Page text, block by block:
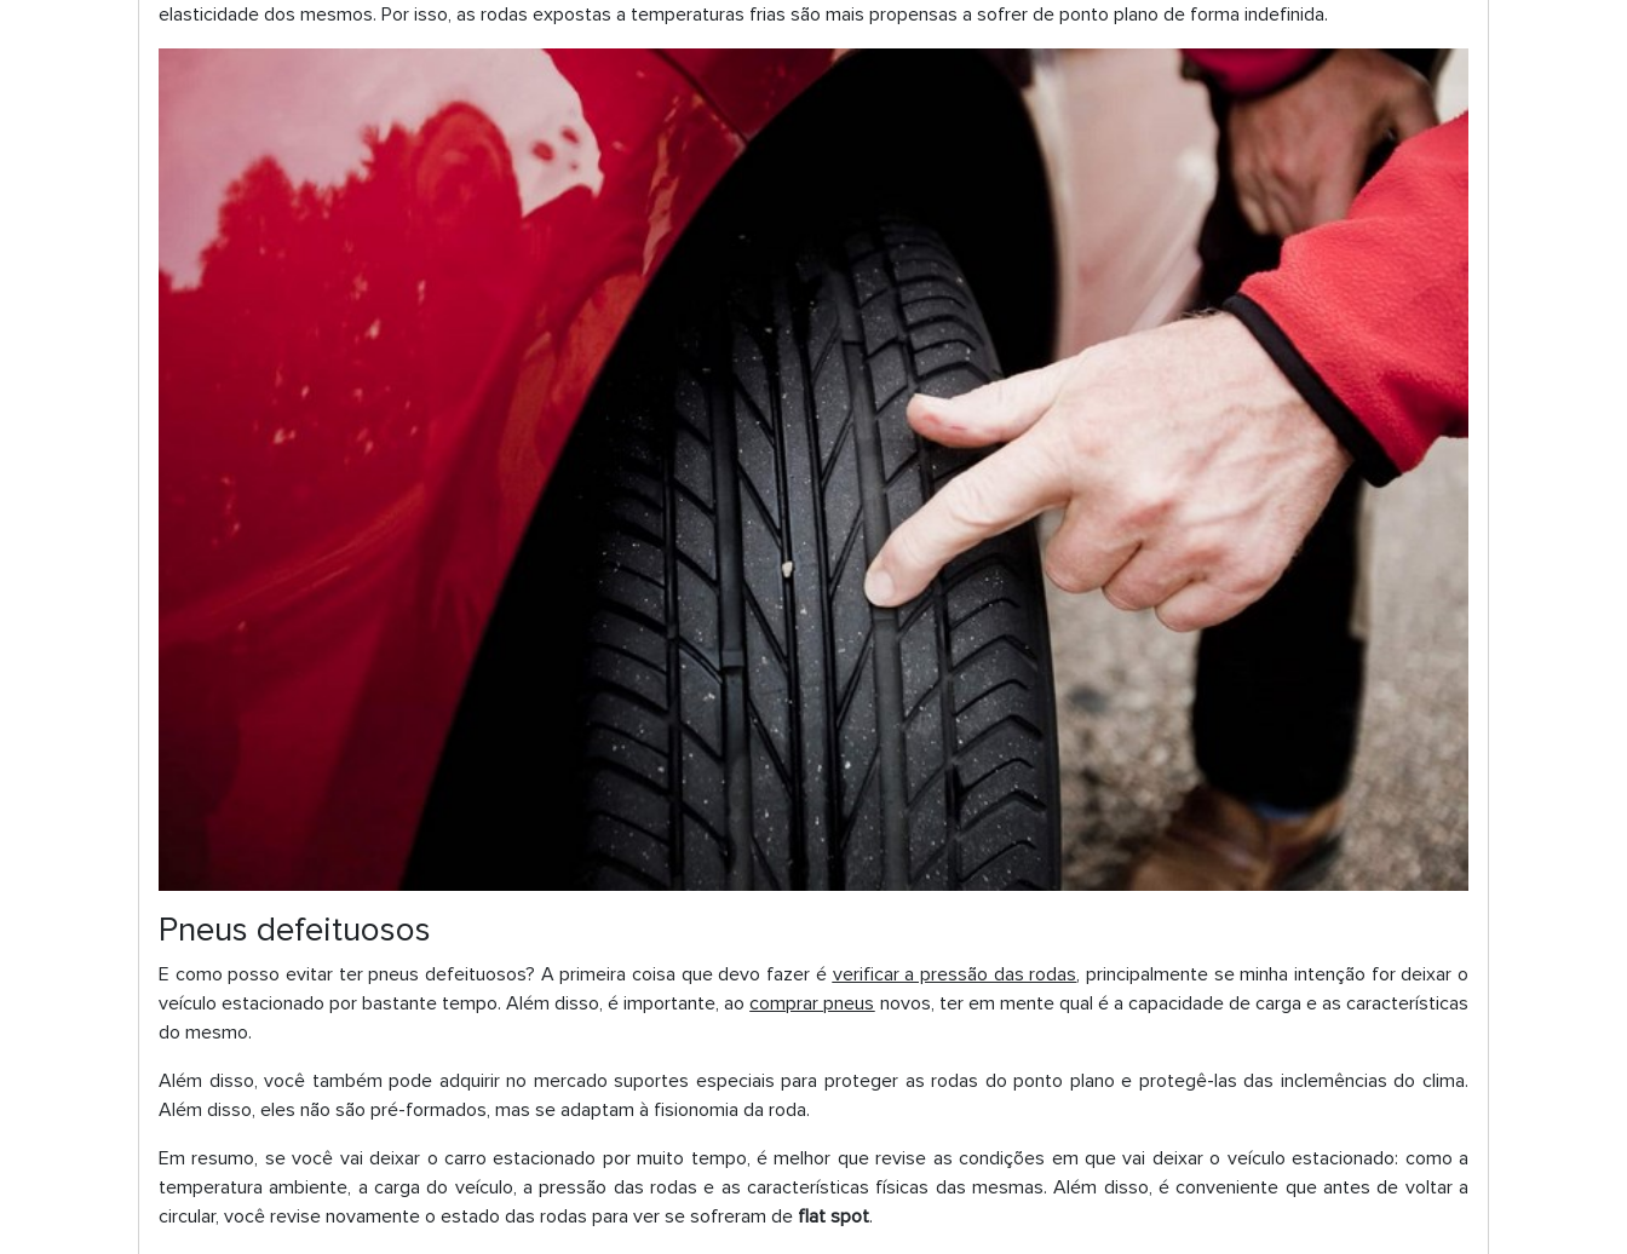
elasticidade dos mesmos. Por isso, as rodas expostas a temperaturas frias são mais propensas a sofrer de ponto plano de forma indefinida.
Pneus defeituosos
E como posso evitar ter pneus defeituosos? A primeira coisa que devo fazer é verificar a pressão das rodas, principalmente se minha intenção for deixar o
veículo estacionado por bastante tempo. Além disso, é importante, aocomprar pneus novos, ter em mente qual é a capacidade de carga e as características
do mesmo.
Além disso, você também pode adquirir no mercado suportes especiais para proteger as rodas do ponto plano e protegê-las das inclemências do clima.
Além disso, eles não são pré-formados, mas se adaptam à fisionomia da roda.
Em resumo, se você vai deixar o carro estacionado por muito tempo, é melhor que revise as condições em que vai deixar o veículo estacionado: como a
temperatura ambiente, a carga do veículo, a pressão das rodas e as características físicas das mesmas. Além disso, é conveniente que antes de voltar a
circular, você revise novamente o estado das rodas para ver se sofreram de flat spot.